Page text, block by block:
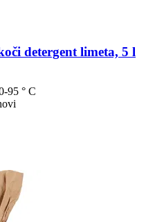
detergent limeta, 5 l
95 ° C